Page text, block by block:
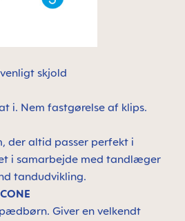
skjold
i. Nem fastgørelse af klips.
der altid passer perfekt i
i samarbejde med tandlæger
tandudvikling.
Giver en velkendt